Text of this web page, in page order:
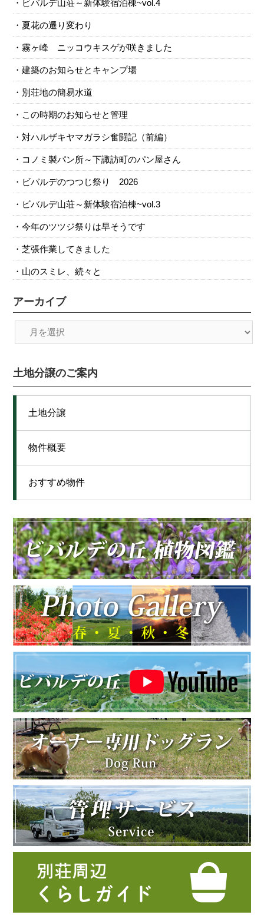
ビバルデ山荘～新体験宿泊棟~vol.4
夏花の遷り変わり
霧ヶ峰 ニッコウキスゲが咲きました
建築のお知らせとキャンプ場
別荘地の簡易水道
この時期のお知らせと管理
対ハルザキヤマガラシ奮闘記（前編）
コノミ製パン所～下諏訪町のパン屋さん
ビバルデのつつじ祭り 2026
ビバルデ山荘～新体験宿泊棟~vol.3
今年のツツジ祭りは早そうです
芝張作業してきました
山のスミレ、続々と
アーカイブ
土地分譲のご案内
土地分譲
物件概要
おすすめ物件